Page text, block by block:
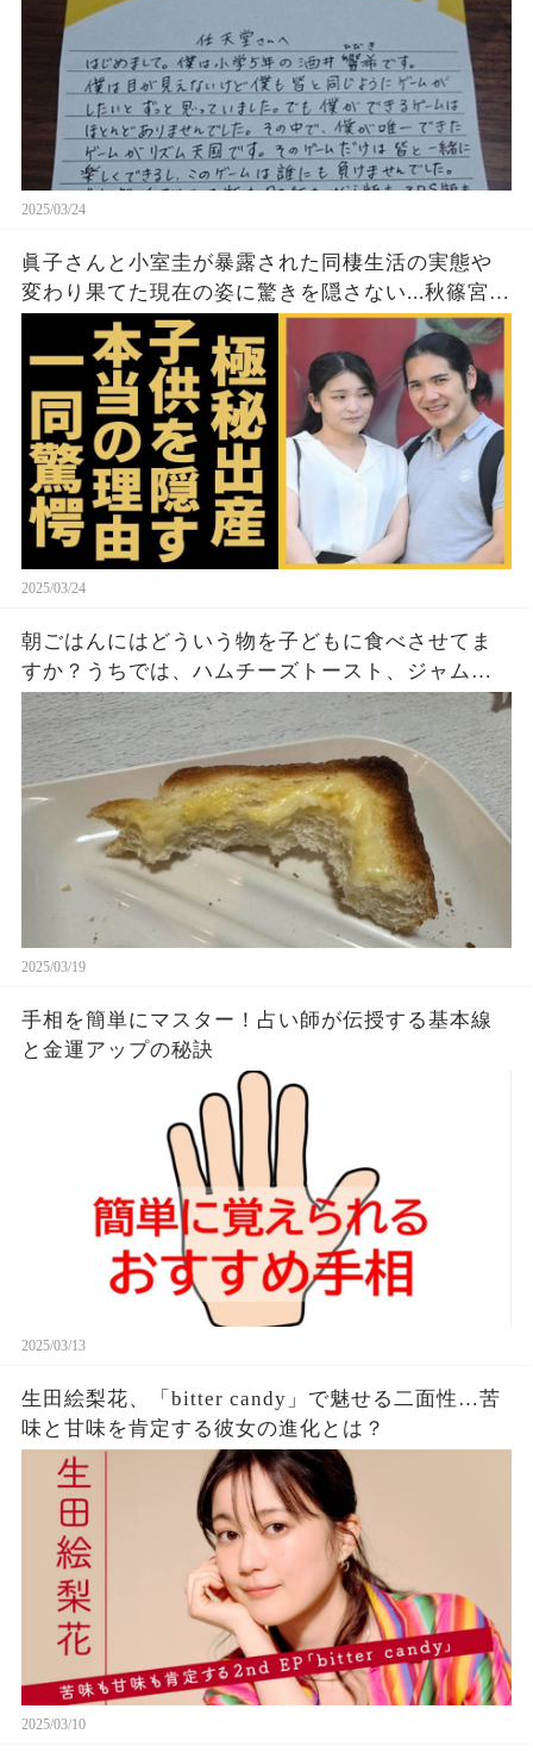
2025/03/24
眞子さんと小室圭が暴露された同棲生活の実態や
変わり果てた現在の姿に驚きを隠さない...秋篠宮家
の長女がアメリカで極秘出産の真相や暴露された
ヤバいO癖に言葉を失う...
2025/03/24
朝ごはんにはどういう物を子どもに食べさせてま
すか？うちでは、ハムチーズトースト、ジャムト
ースト、ピーナッツバタートーストをよく作りま
す。やっぱこんなんダメよね…
2025/03/19
手相を簡単にマスター！占い師が伝授する基本線
と金運アップの秘訣
2025/03/13
生田絵梨花、「bitter candy」で魅せる二面性…苦
味と甘味を肯定する彼女の進化とは？
2025/03/10